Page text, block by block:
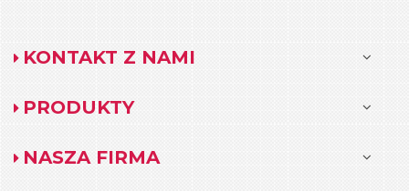
KONTAKT Z NAMI
PRODUKTY
NASZA FIRMA